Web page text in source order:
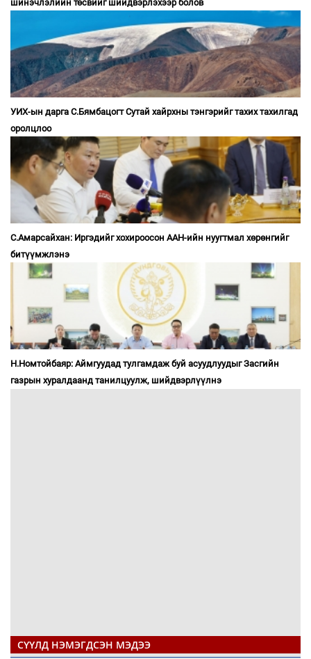
шинэчлэлийн төсвийг шийдвэрлэхээр болов
УИХ-ын дарга С.Бямбацогт Сутай хайрхны тэнгэрийг тахих тахилгад
оролцлоо
С.Амарсайхан: Иргэдийг хохироосон ААН-ийн нуугтмал хөрөнгийг
битүүмжлэнэ
Н.Номтойбаяр: Аймгуудад тулгамдаж буй асуудлуудыг Засгийн
газрын хуралдаанд танилцуулж, шийдвэрлүүлнэ
СҮҮЛД НЭМЭГДСЭН МЭДЭЭ